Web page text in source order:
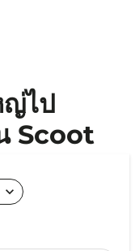
ญ่ไป
Scoot
expand_more